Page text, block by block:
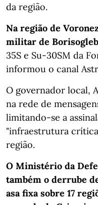
da região.
Na região de
militar de
35S e Su-30SM da
informou o canal
O governador local,
na rede de
limitando-se a
"infraestrutura
região.
O Ministério da
também o derrube
asa fixa sobre 17